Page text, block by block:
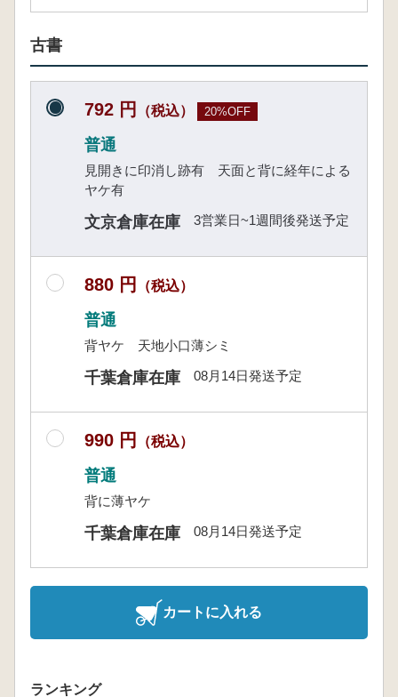
古書
792 円 （税込） 20%OFF
普通
見開きに印消し跡有 天面と背に経年による
ヤケ有
文京倉庫在庫 3営業日~1週間後発送予定
880 円 （税込）
普通
背ヤケ 天地小口薄シミ
千葉倉庫在庫 08月14日発送予定
990 円 （税込）
普通
背に薄ヤケ
千葉倉庫在庫 08月14日発送予定
カートに入れる
ランキング